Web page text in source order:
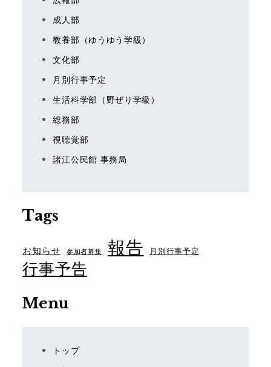
成人部
教養部（ゆうゆう学級）
文化部
月別行事予定
生活科学部（野ぜり学級）
総務部
視聴覚部
諸江公民館 事務局
Tags
お知らせ 参加者募集 報告 月別行事予定
行事予告
Menu
トップ